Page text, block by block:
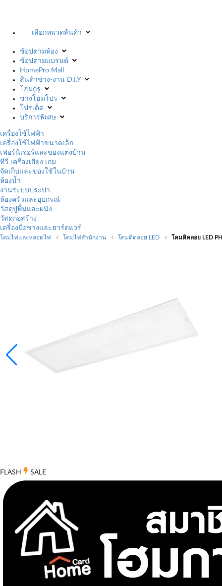
เลือกหมวดสินค้า
ช้อปตามห้อง
ช้อปตามแบรนด์
HomePro Mall
สินค้าช่าง-งาน D.I.Y
โฮมกูรู
ช่างโฮมโปร
โปรเด็ด
บริการพิเศษ
เครื่องใช้ไฟฟ้า
เครื่องใช้ไฟฟ้าขนาดเล็ก
เฟอร์นิเจอร์และของแต่งบ้าน
ทีวี เครื่องเสียง เกม
จัดเก็บและของใช้ในบ้าน
ห้องน้ำ
งานระบบประปา
ห้องครัวและอุปกรณ์
วัสดุปูพื้นและผนัง
วัสดุก่อสร้าง
เครื่องมือช่างและฮาร์ดแวร์
โคมไฟและหลอดไฟ โคมไฟสำนักงาน โคมติดลอย LED โคมติดลอย LED
FLASH SALE